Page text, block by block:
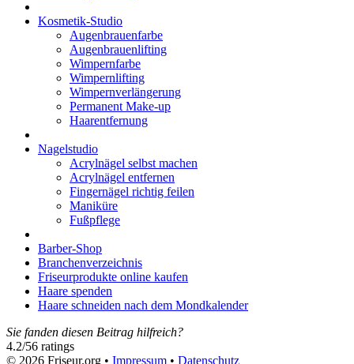
Kosmetik-Studio
Augenbrauenfarbe
Augenbrauenlifting
Wimpernfarbe
Wimpernlifting
Wimpernverlängerung
Permanent Make-up
Haarentfernung
Nagelstudio
Acrylnägel selbst machen
Acrylnägel entfernen
Fingernägel richtig feilen
Maniküre
Fußpflege
Barber-Shop
Branchenverzeichnis
Friseurprodukte online kaufen
Haare spenden
Haare schneiden nach dem Mondkalender
Sie fanden diesen Beitrag hilfreich?
4.2/56 ratings
© 2026 Friseur.org • Impressum • Datenschutz